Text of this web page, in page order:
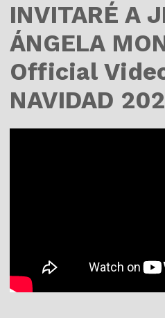
INVITARÉ A
ÁNGELA
Official
NAVIDAD